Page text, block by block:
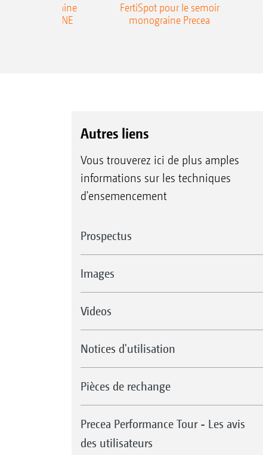
monograine
TCC AMAZONE
FertiSpot pour le semoir
monograine Precea
Autres liens
Vous trouverez ici de plus amples
informations sur les techniques
d'ensemencement
Prospectus
Images
Videos
Notices d'utilisation
Pièces de rechange
Precea Performance Tour - Les avis
des utilisateurs